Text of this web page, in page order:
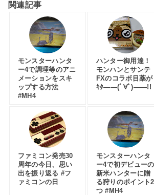
関連記事
モンスターハンタ
ー4で調理等のアニ
メーションをスキ
ップする方法
#MH4
ハンター御用達！
モンハンとサンテ
FXのコラボ目薬が
ｷﾀ――(ﾟ∀ﾟ)――!!
ファミコン発売30
周年の今日、思い
出を振り返る #フ
ァミコンの日
モンスターハンタ
ー4で初デビューの
新米ハンターに贈
る狩りのポイント2
つ #MH4